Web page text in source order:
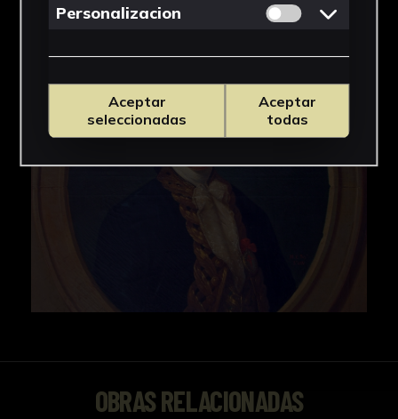
OBRAS RELACIONADAS
Personalizacion Permitir cookies
Aceptar
seleccionadas
Aceptar
todas